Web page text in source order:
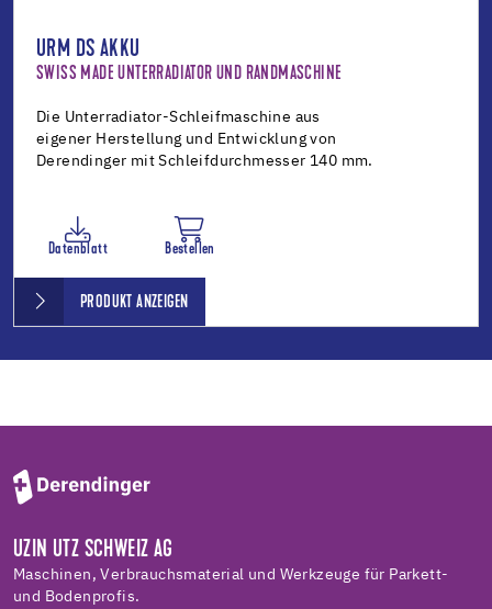
URM DS AKKU
SWISS MADE UNTERRADIATOR UND RANDMASCHINE
Die Unterradiator-Schleifmaschine aus
eigener Herstellung und Entwicklung von
Derendinger mit Schleifdurchmesser 140 mm.
Datenblatt Bestellen
PRODUKT ANZEIGEN
UZIN UTZ SCHWEIZ AG
Maschinen, Verbrauchsmaterial und Werkzeuge für Parkett-
und Bodenprofis.